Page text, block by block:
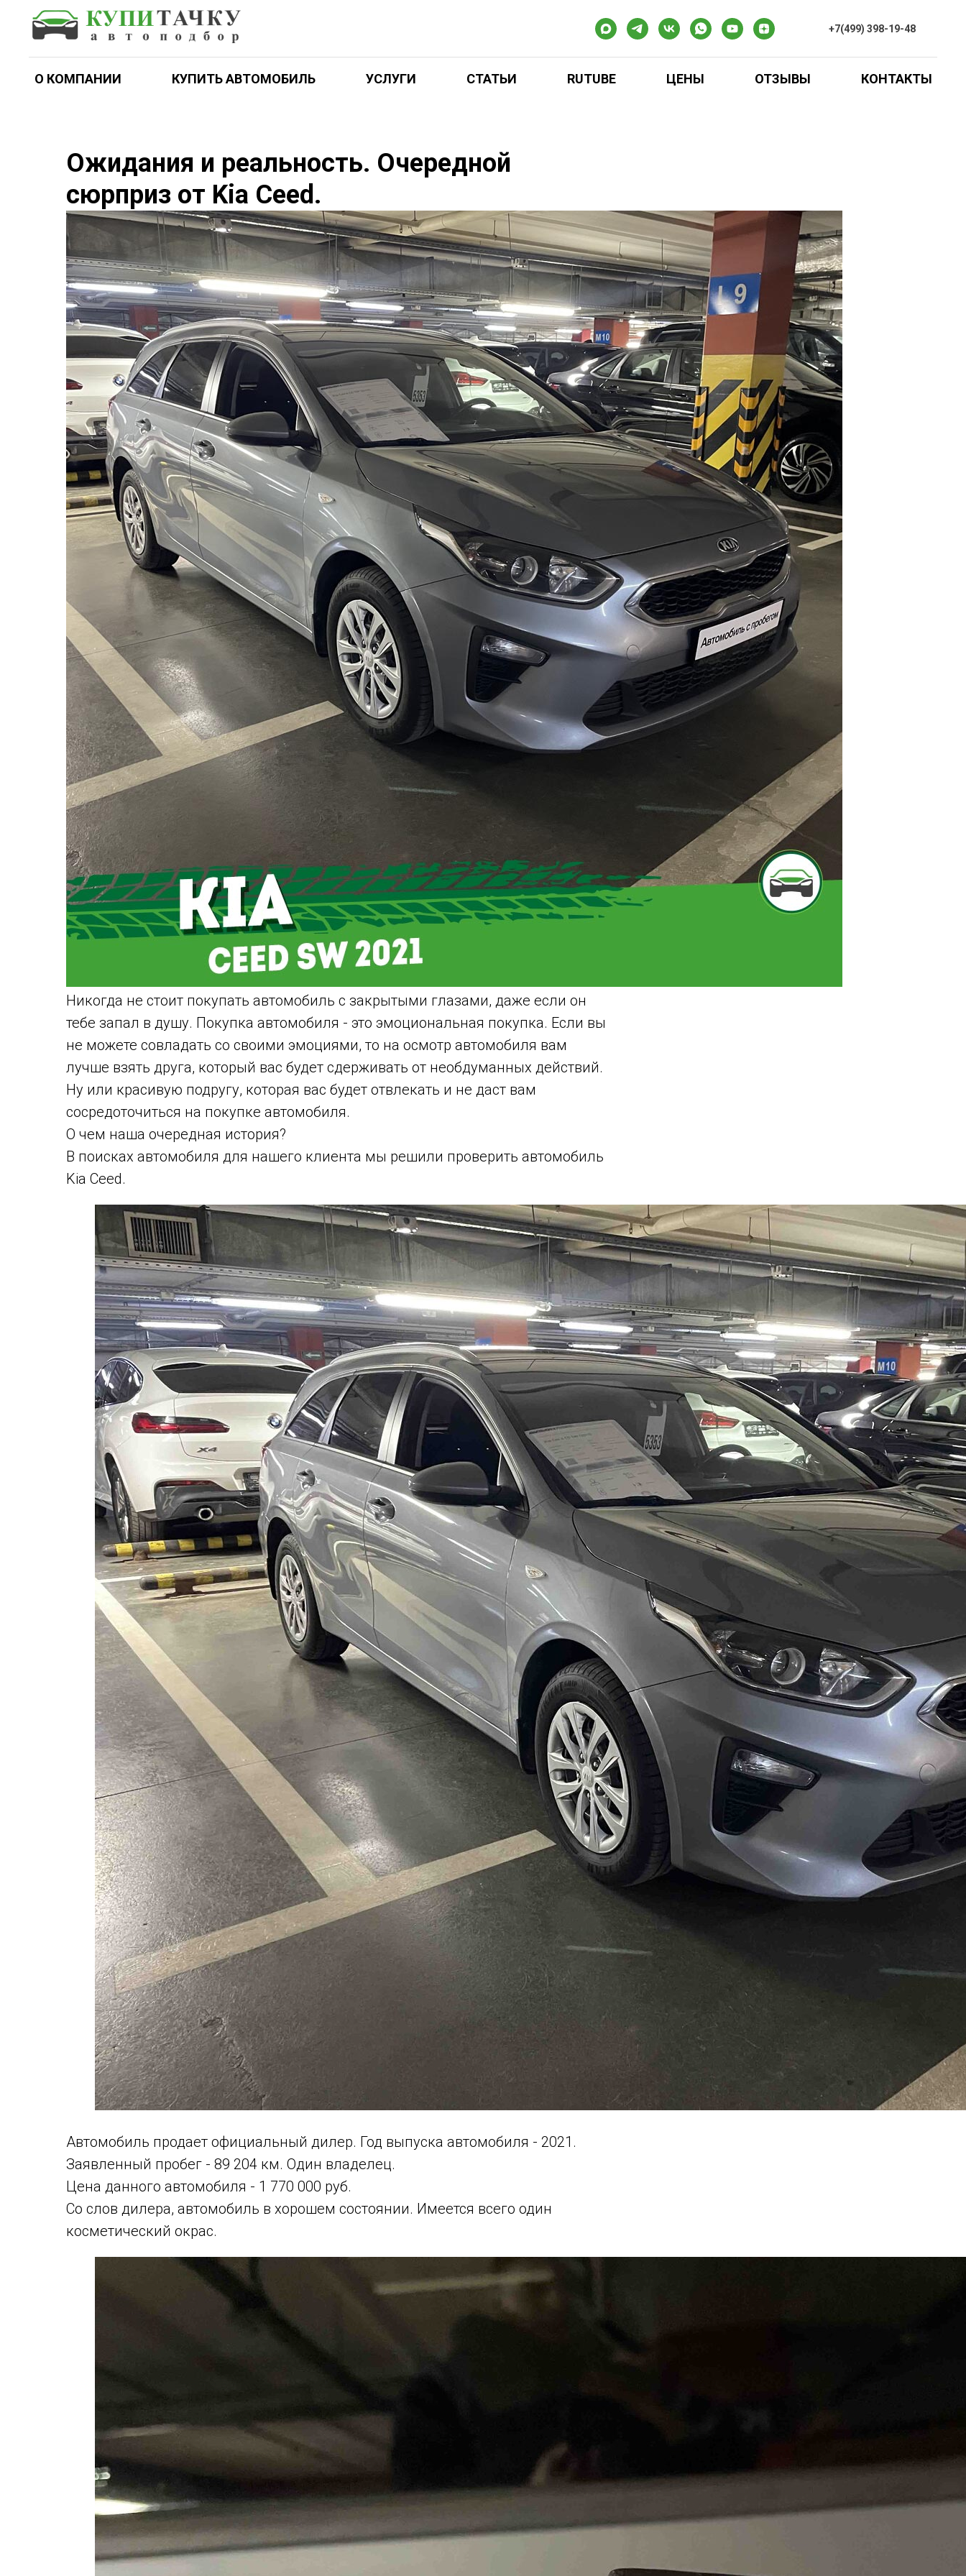
+7(499) 398-19-48
О КОМПАНИИ КУПИТЬ АВТОМОБИЛЬ УСЛУГИ СТАТЬИ RUTUBE ЦЕНЫ ОТЗЫВЫ КОНТАКТЫ
Ожидания и реальность. Очередной
сюрприз от Kia Ceed.
Никогда не стоит покупать автомобиль с закрытыми глазами, даже если он
тебе запал в душу. Покупка автомобиля - это эмоциональная покупка. Если вы
не можете совладать со своими эмоциями, то на осмотр автомобиля вам
лучше взять друга, который вас будет сдерживать от необдуманных действий.
Ну или красивую подругу, которая вас будет отвлекать и не даст вам
сосредоточиться на покупке автомобиля.
О чем наша очередная история?
В поисках автомобиля для нашего клиента мы решили проверить автомобиль
Kia Ceed.
Автомобиль продает официальный дилер. Год выпуска автомобиля - 2021.
Заявленный пробег - 89 204 км. Один владелец.
Цена данного автомобиля - 1 770 000 руб.
Со слов дилера, автомобиль в хорошем состоянии. Имеется всего один
косметический окрас.